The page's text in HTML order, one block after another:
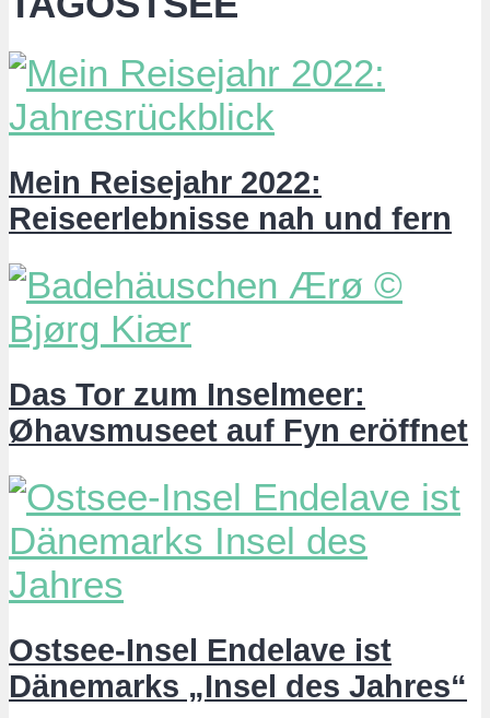
Mein Reisejahr 2022:
Reiseerlebnisse nah und fern
Das Tor zum Inselmeer:
Øhavsmuseet auf Fyn eröffnet
Ostsee-Insel Endelave ist
Dänemarks „Insel des Jahres“